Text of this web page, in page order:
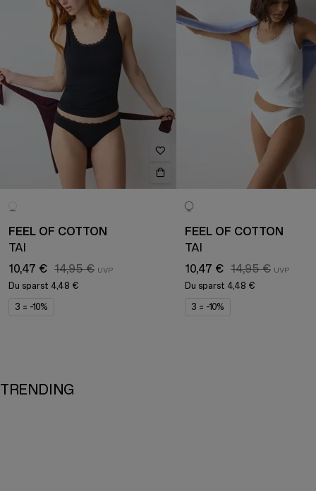
FEEL OF COTTON
TAI
10,47 € 14,95 €
Du sparst 4,48 €
3 = -10%
FEEL OF COTTON
TAI
10,47 € 14,95 €
Du sparst 4,48 €
3 = -10%
TRENDING